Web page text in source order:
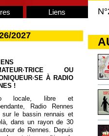
Liens
2027
OU
À RADIO
!
locale, libre et
Radio Rennes
sur le bassin rennais et
dans un rayon de 30
de Rennes. Depuis